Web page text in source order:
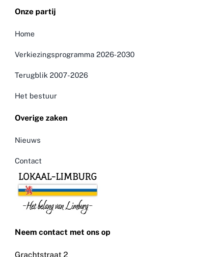
Onze partij
Home
Verkiezingsprogramma 2026-2030
Terugblik 2007-2026
Het bestuur
Overige zaken
Nieuws
Contact
Neem contact met ons op
Grachtstraat 2